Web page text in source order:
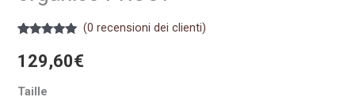
5.00su 5
su base
recensioni
(0 recensioni dei clienti)
129,60€
Taille